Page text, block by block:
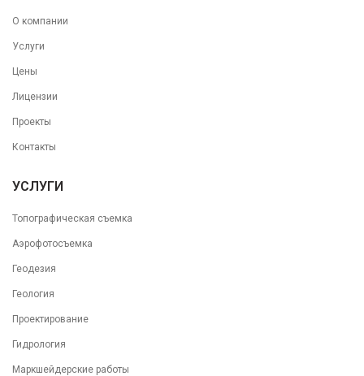
О компании
Услуги
Цены
Лицензии
Проекты
Контакты
УСЛУГИ
Топографическая съемка
Аэрофотосъемка
Геодезия
Геология
Проектирование
Гидрология
Маркшейдерские работы